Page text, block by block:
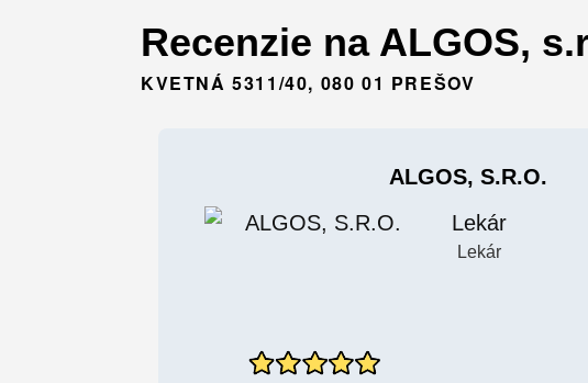
Recenzie na ALGOS,
KVETNÁ 5311/40, 080 01 PREŠOV
ALGOS, S.r.o.
Lekár
Lekár